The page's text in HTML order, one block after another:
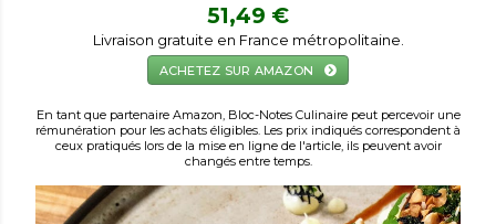
51,49 €
Livraison gratuite en France métropolitaine.
ACHETEZ SUR AMAZON
En tant que partenaire Amazon, Bloc-Notes Culinaire peut percevoir une
rémunération pour les achats éligibles. Les prix indiqués correspondent à
ceux pratiqués lors de la mise en ligne de l'article, ils peuvent avoir
changés entre temps.